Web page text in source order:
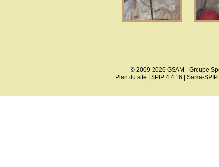
© 2009-2026 GSAM - Groupe
Plan du site
SPIP 4.4.16 Sarka-SPIP